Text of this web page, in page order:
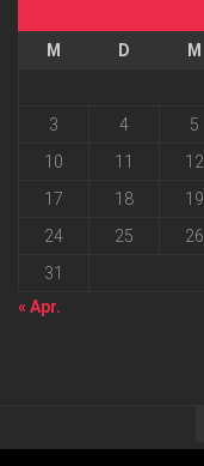
M D M
3
4 5
10
11 12
17
18 19
24
25 26
31
« Apr.